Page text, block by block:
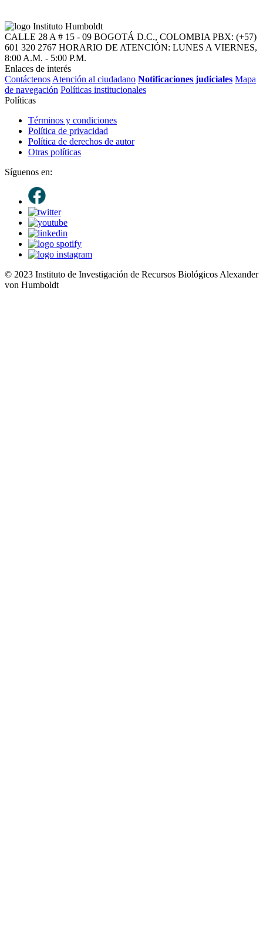
CALLE 28 A # 15 - 09 BOGOTÁ D.C., COLOMBIA PBX: (+57)
601 320 2767 HORARIO DE ATENCIÓN: LUNES A VIERNES,
8:00 A.M. - 5:00 P.M.
Enlaces de interés
Contáctenos Atención al ciudadano Notificaciones judiciales Mapa
de navegación Políticas institucionales
Políticas
Términos y condiciones
Política de privacidad
Política de derechos de autor
Otras políticas
Síguenos en:
© 2023 Instituto de Investigación de Recursos Biológicos Alexander
von Humboldt